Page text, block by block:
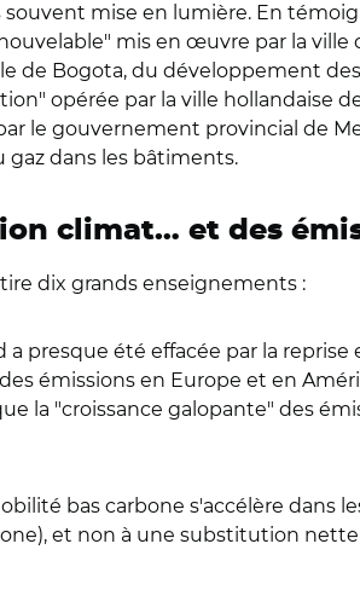
mise en lumière. En
mis en œuvre par la
de Bogota, du développement
opérée par la ville hollandaise
le gouvernement provincial de
gaz dans les bâtiments.
climat… et des
dix grands enseignements :
a presque été effacée par la
émissions en Europe et en
la "croissance galopante" des
bas carbone s'accélère dans
et non à une substitution nette